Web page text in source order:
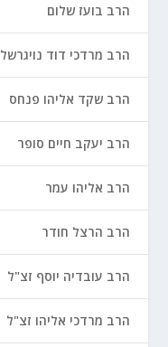
הרב בועז שלום
הרב מרדכי דוד נויגרשל
הרב שקד אליהו פנחס
הרב יעקב חיים סופר
הרב אליהו עמר
הרב הרצל חודר
הרב עובדיה יוסף זצ"ל
הרב מרדכי אליהו זצ"ל